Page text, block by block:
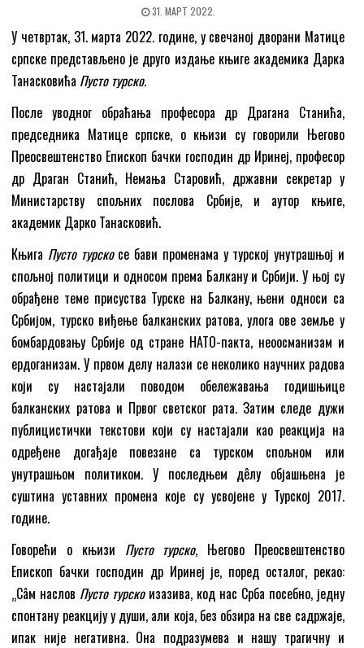
31. МАРТ 2022.
У четвртак, 31. марта 2022. године, у свечаној дворани Матице
српске представљено је друго издање књиге академика Дарка
Танасковића Пусто турско.
После уводног обраћања професора др Драгана Станића,
председника Матице српске, о књизи су говорили Његово
Преосвештенство Епископ бачки господин др Иринеј, професор
др Драган Станић, Немања Старовић, државни секретар у
Министарству спољних послова Србије, и аутор књиге,
академик Дарко Танасковић.
Књига Пусто турскосе бави променама у турској унутрашњој и
спољној политици и односом према Балкану и Србији. У њој су
обрађене теме присуства Турске на Балкану, њени односи са
Србијом, турско виђење балканских ратова, улога ове земље у
бомбардовању Србије од стране НАТО-пакта, неоосманизам и
ердоганизам. У првом делу налази се неколико научних радова
који су настајали поводом обележавања годишњице
балканских ратова и Првог светског рата. Затим следе дужи
публицистички текстови који су настајали као реакција на
одређене догађаје повезане са турском спољном или
унутрашњом политиком. У последњем дêлу објашњена је
суштина уставних промена које су усвојене у Турској 2017.
године.
Говорећи о књизи Пусто турско, Његово Преосвештенство
Епископ бачки господин др Иринеј је, поред осталог, рекао:
„Сâм наслов Пусто турскоизазива, код нас Срба посебно, једну
спонтану реакцију у души, али која, без обзира на све садржаје,
ипак није негативна. Она подразумева и нашу трагичну и